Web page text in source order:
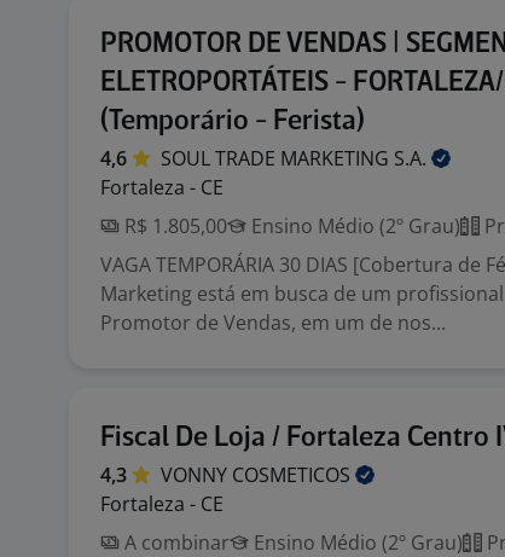
PROMOTOR DE VENDAS |
ELETROPORTÁTEIS -
(Temporário - Ferista)
4,6 SOUL TRADE MARKETING S.A.
Fortaleza - CE
R$ 1.805,00
Ensino Médio (2º Grau)
VAGA TEMPORÁRIA 30 DIAS [Cobertura de
Marketing está em busca de um
Promotor de Vendas, em um de nos...
Fiscal De Loja / Fortaleza Centro
4,3 VONNY COSMETICOS
Fortaleza - CE
A combinar
Ensino Médio (2º Grau)